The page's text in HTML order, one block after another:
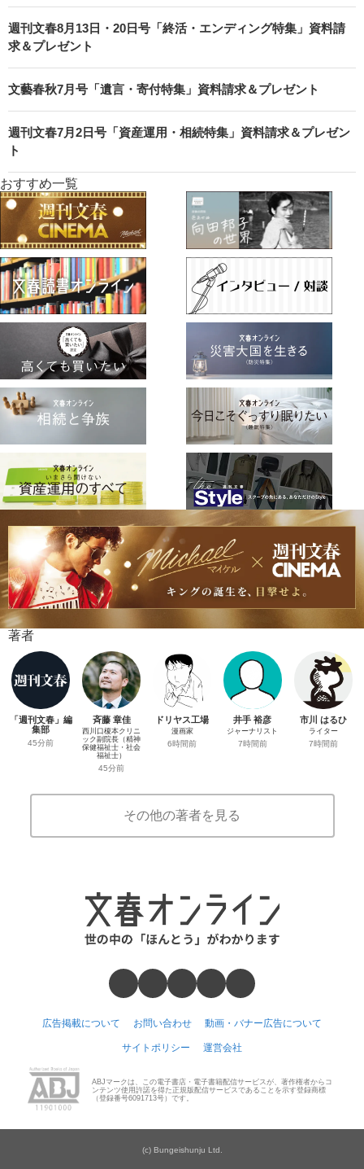
週刊文春8月13日・20日号「終活・エンディング特集」資料請
求＆プレゼント
文藝春秋7月号「遺言・寄付特集」資料請求＆プレゼント
週刊文春7月2日号「資産運用・相続特集」資料請求＆プレゼン
ト
おすすめ一覧
著者
「週刊文春」編
集部
45分前
斉藤 章佳
西川口榎本クリニ
ック副院長（精神
保健福祉士・社会
福祉士）
45分前
ドリヤス工場
漫画家
6時間前
井手 裕彦
ジャーナリスト
7時間前
市川 はるひ
ライター
7時間前
その他の著者を見る
広告掲載について お問い合わせ 動画・バナー広告について
サイトポリシー 運営会社
ABJマークは、この電子書店・電子書籍配信サービスが、著作権者からコ
ンテンツ使用許諾を得た正規版配信サービスであることを示す登録商標
（登録番号6091713号）です。
(c) Bungeishunju Ltd.